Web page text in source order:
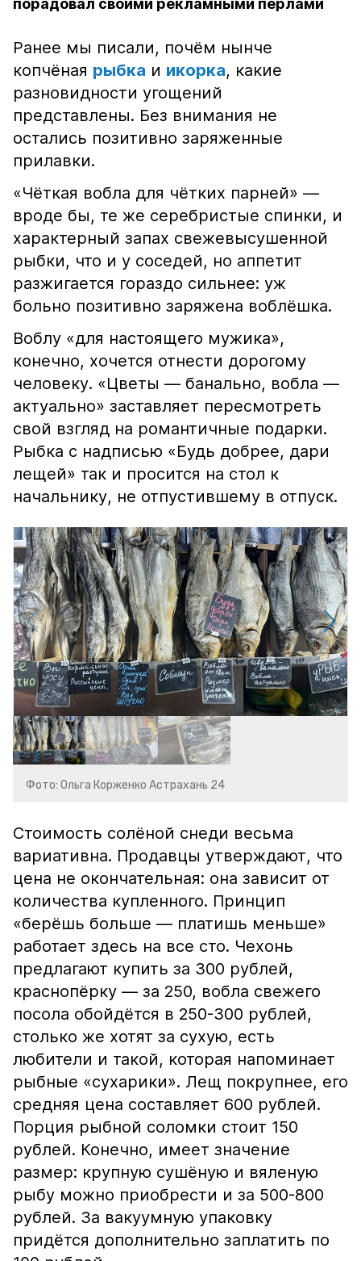
порадовал своими рекламными перлами
Ранее мы писали, почём нынче
копчёная рыбка и икорка, какие
разновидности угощений
представлены. Без внимания не
остались позитивно заряженные
прилавки.
«Чёткая вобла для чётких парней» —
вроде бы, те же серебристые спинки, и
характерный запах свежевысушенной
рыбки, что и у соседей, но аппетит
разжигается гораздо сильнее: уж
больно позитивно заряжена воблёшка.
Воблу «для настоящего мужика»,
конечно, хочется отнести дорогому
человеку. «Цветы — банально, вобла —
актуально» заставляет пересмотреть
свой взгляд на романтичные подарки.
Рыбка с надписью «Будь добрее, дари
лещей» так и просится на стол к
начальнику, не отпустившему в отпуск.
Фото: Ольга Корженко Астрахань 24
Стоимость солёной снеди весьма
вариативна. Продавцы утверждают, что
цена не окончательная: она зависит от
количества купленного. Принцип
«берёшь больше — платишь меньше»
работает здесь на все сто. Чехонь
предлагают купить за 300 рублей,
краснопёрку — за 250, вобла свежего
посола обойдётся в 250-300 рублей,
столько же хотят за сухую, есть
любители и такой, которая напоминает
рыбные «сухарики». Лещ покрупнее, его
средняя цена составляет 600 рублей.
Порция рыбной соломки стоит 150
рублей. Конечно, имеет значение
размер: крупную сушёную и вяленую
рыбу можно приобрести и за 500-800
рублей. За вакуумную упаковку
придётся дополнительно заплатить по